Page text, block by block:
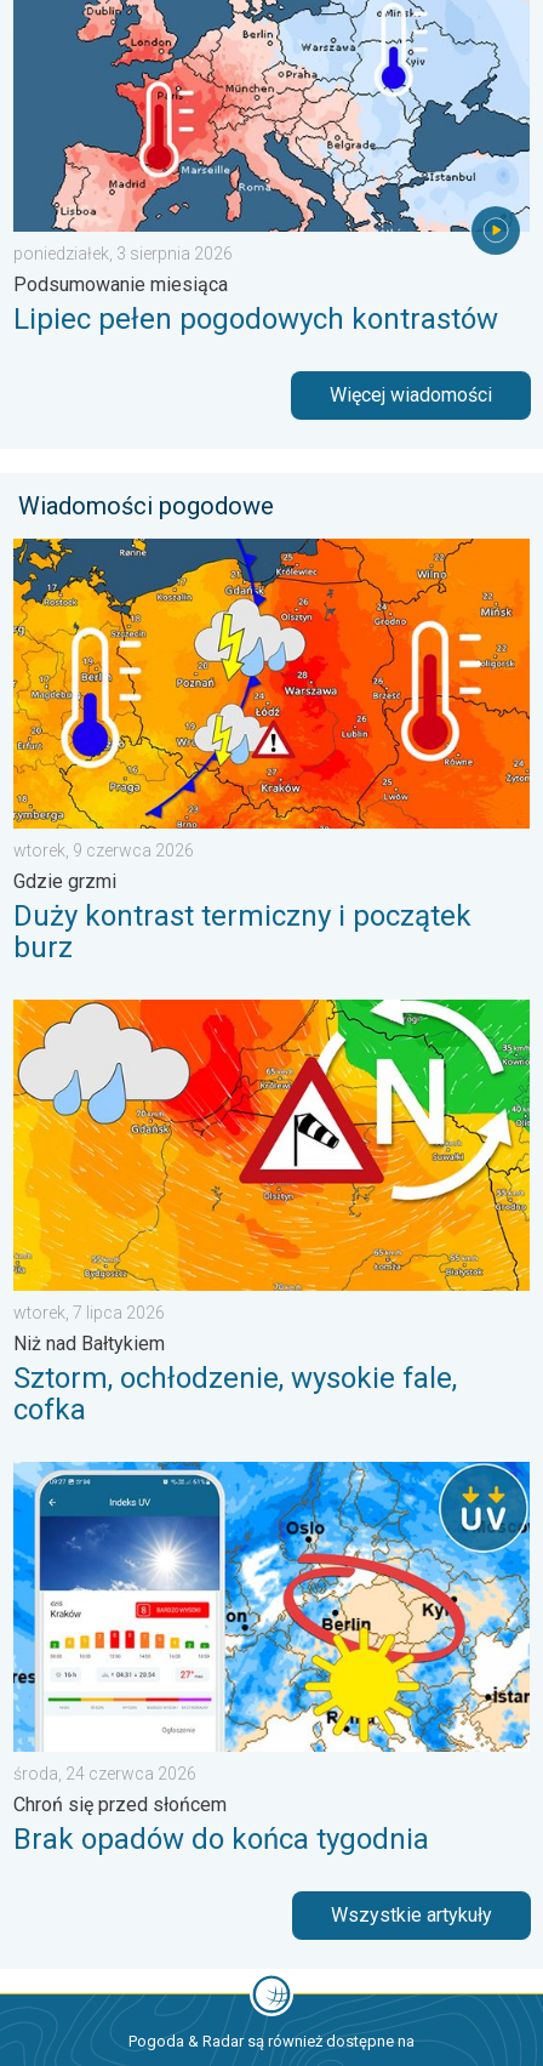
poniedziałek, 3 sierpnia 2026
Podsumowanie miesiąca
Lipiec pełen pogodowych kontrastów
Więcej wiadomości
Wiadomości pogodowe
Duży kontrast termiczny i początek burz. Gdzie grzmi. . .
wtorek, 9 czerwca 2026
Gdzie grzmi
Duży kontrast termiczny i początek
burz
Sztorm, ochłodzenie, wysokie fale, cofka. Niż nad Bałtykiem.
wtorek, 7 lipca 2026
Niż nad Bałtykiem
Sztorm, ochłodzenie, wysokie fale,
cofka
Brak opadów do końca tygodnia. Chroń się przed słońcem. .
środa, 24 czerwca 2026
Chroń się przed słońcem
Brak opadów do końca tygodnia
Wszystkie artykuły
Pogoda & Radar są również dostępne na